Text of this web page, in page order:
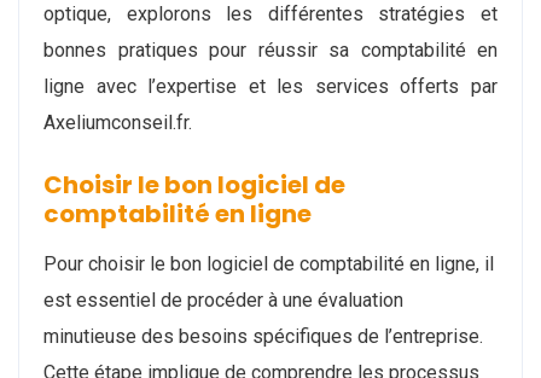
optique, explorons les différentes stratégies et
bonnes pratiques pour réussir sa comptabilité en
ligne avec l’expertise et les services offerts par
Axeliumconseil.fr.
Choisir le bon logiciel de
comptabilité en ligne
Pour choisir le bon logiciel de comptabilité en ligne, il
est essentiel de procéder à une évaluation
minutieuse des besoins spécifiques de l’entreprise.
Cette étape implique de comprendre les processus